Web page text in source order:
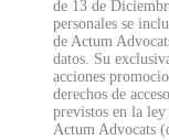
de 13 de
personales se
de Actum
datos. Su
acciones
derechos de
previstos en la
Actum Advocats